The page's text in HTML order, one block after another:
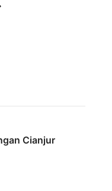
Cianjur